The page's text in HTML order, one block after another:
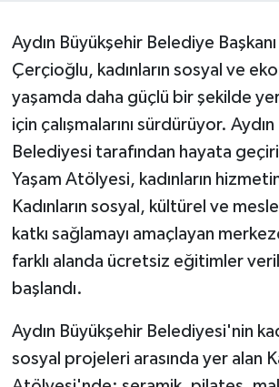
Aydın Büyükşehir Belediye
Çerçioğlu, kadınların sosyal ve
yaşamda daha güçlü bir şekilde
için çalışmalarını sürdürüyor.
Belediyesi tarafından hayata
Yaşam Atölyesi, kadınların
Kadınların sosyal, kültürel ve
katkı sağlamayı amaçlayan
farklı alanda ücretsiz eğitimler
başlandı.
Aydın Büyükşehir Belediyesi'nin
sosyal projeleri arasında yer alan